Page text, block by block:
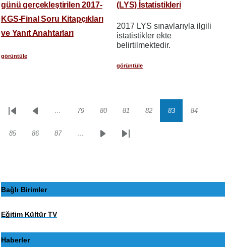
günü gerçekleştirilen 2017-
KGS-Final Soru Kitapçıkları
ve Yanıt Anahtarları
görüntüle
(LYS) İstatistikleri
2017 LYS sınavlarıyla ilgili
istatistikler ekte
belirtilmektedir.
görüntüle
Sayfalama
İlk
Önceki… Sayfa
79 Sayfa
80 Sayfa
81 Sayfa
82 Sayfa
83 Sayfa
84
Sayfa
85 Sayfa
86 Sayfa
87 …
SonrakiSon
Bağlı Birimler
Eğitim Kültür TV
Haberler